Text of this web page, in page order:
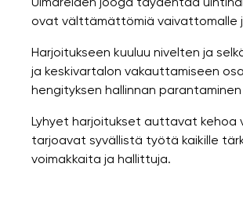
ovat välttämättömiä vaivattomalle
Harjoitukseen kuuluu nivelten ja
ja keskivartalon vakauttamiseen
hengityksen hallinnan
Lyhyet harjoitukset auttavat kehoa
tarjoavat syvällistä työtä kaikille
voimakkaita ja hallittuja.